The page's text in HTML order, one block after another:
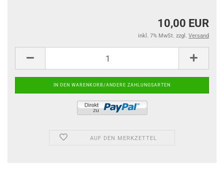
10,00 EUR
inkl. 7% MwSt. zzgl. Versand
AUF DEN MERKZETTEL